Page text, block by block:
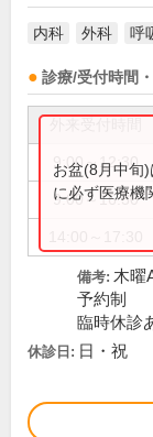
内科 外科 呼
診療/受付時間
9:00～12:30
9:00～16:30
お盆(8月中旬
に必ず医療機
備考: 木曜
予約制
臨時休診
休診日: 日・祝